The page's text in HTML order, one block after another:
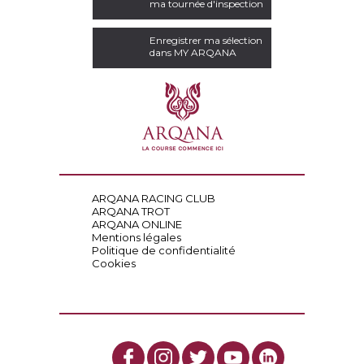
ma tournée d'inspection
Enregistrer ma sélection
dans MY ARQANA
ARQANA RACING CLUB
ARQANA TROT
ARQANA ONLINE
Mentions légales
Politique de confidentialité
Cookies